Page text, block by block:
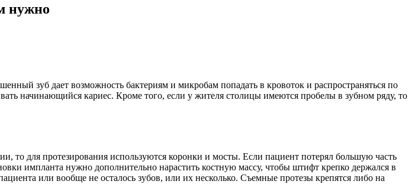
нужно
зуб дает возможность бактериям и микробам попадать в кровоток и распространяться по
начинающийся кариес. Кроме того, если у жителя столицы имеются пробелы в зубном ряду, то
то для протезирования используются коронки и мосты. Если пациент потерял большую часть
импланта нужно дополнительно нарастить костную массу, чтобы штифт крепко держался в
или вообще не осталось зубов, или их несколько. Съемные протезы крепятся либо на